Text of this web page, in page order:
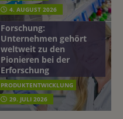
4. AUGUST 2026
Beiersdorf
Hautmikrobiom-
Forschung:
Unternehmen gehört
weltweit zu den
Pionieren bei der
Erforschung
PRODUKTENTWICKLUNG
29. JULI 2026